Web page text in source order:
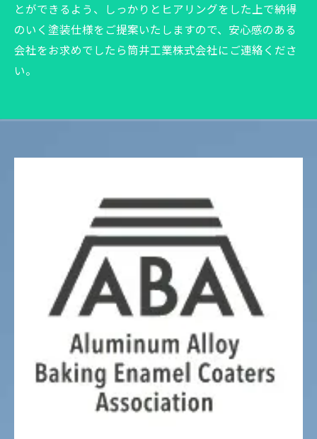
とができるよう、しっかりとヒアリングをした上で納得
のいく塗装仕様をご提案いたしますので、安心感のある
会社をお求めでしたら筒井工業株式会社にご連絡くださ
い。